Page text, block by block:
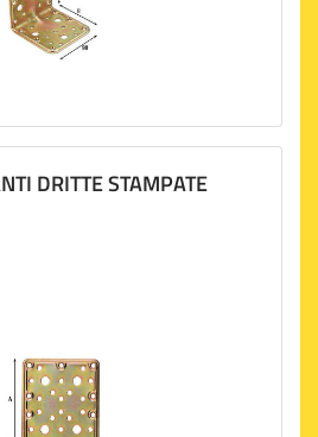
DRITTE STAMPATE